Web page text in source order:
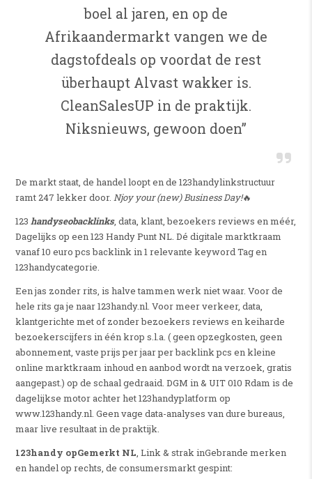
boel al jaren, en op de
Afrikaandermarkt vangen we de
dagstofdeals op voordat de rest
überhaupt Alvast wakker is.
CleanSalesUP in de praktijk.
Niksnieuws, gewoon doen”
De markt staat, de handel loopt en de 123handylinkstructuur
ramt 247 lekker door. Njoy your (new) Business Day!🔥
123 handyseobacklinks, data, klant, bezoekers reviews en méér,
Dagelijks op een 123 Handy Punt NL. Dé digitale marktkraam
vanaf 10 euro pcs backlink in 1 relevante keyword Tag en
123handycategorie.
Een jas zonder rits, is halve tammen werk niet waar. Voor de
hele rits ga je naar 123handy.nl. Voor meer verkeer, data,
klantgerichte met of zonder bezoekers reviews en keiharde
bezoekerscijfers in één krop s.l.a. ( geen opzegkosten, geen
abonnement, vaste prijs per jaar per backlink pcs en kleine
online marktkraam inhoud en aanbod wordt na verzoek, gratis
aangepast.) op de schaal gedraaid. DGM in & UIT 010 Rdam is de
dagelijkse motor achter het 123handyplatform op
www.123handy.nl. Geen vage data-analyses van dure bureaus,
maar live resultaat in de praktijk.
123handy opGemerkt NL, Link & strak inGebrande merken
en handel op rechts, de consumersmarkt gespint: